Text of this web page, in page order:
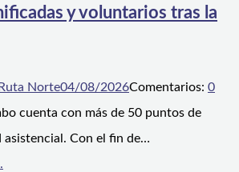
y voluntarios tras la
Norte04/08/2026Comentarios: 0
cuenta con más de 50 puntos de
asistencial. Con el fin de…